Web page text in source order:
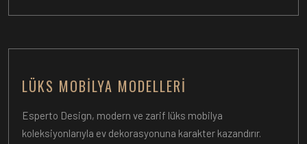
LÜKS MOBILYA MODELLERI
Esperto Design, modern ve zarif lüks mobilya
koleksiyonlarıyla ev dekorasyonuna karakter kazandırır.